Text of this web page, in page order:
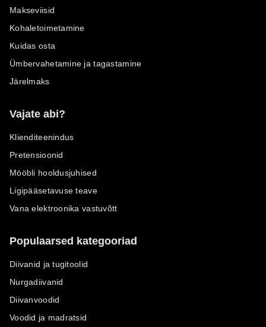
Makseviisid
Kohaletoimetamine
Kuidas osta
Ümbervahetamine ja tagastamine
Järelmaks
Vajate abi?
Klienditeenindus
Pretensioonid
Mööbli hooldusjuhised
Ligipääsetavuse teave
Vana elektroonika vastuvõtt
Populaarsed kategooriad
Diivanid ja tugitoolid
Nurgadiivanid
Diivanvoodid
Voodid ja madratsid